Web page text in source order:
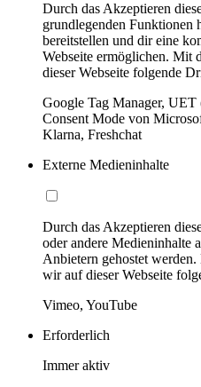
Durch das Akzeptieren
grundlegenden Funktionen
bereitstellen und dir eine
Webseite ermöglichen. Mit
dieser Webseite folgende
Google Tag Manager,
Consent Mode von
Klarna, Freshchat
Externe Medieninhalte
Durch das Akzeptieren
oder andere Medieninhalte
Anbietern gehostet
wir auf dieser Webseite
Vimeo, YouTube
Erforderlich
Immer aktiv